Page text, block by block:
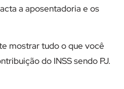
a aposentadoria e os
mostrar tudo o que você
do INSS sendo PJ.